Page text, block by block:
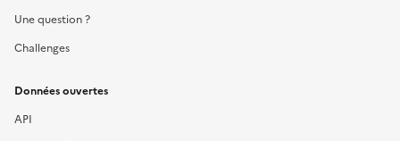
Une question ?
Challenges
Données ouvertes
API